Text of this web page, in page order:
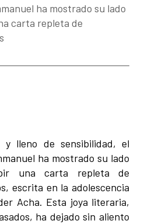
ha mostrado su lado
carta repleta de
lleno de sensibilidad, el
ha mostrado su lado
una carta repleta de
escrita en la adolescencia
Acha. Esta joya literaria,
ha dejado sin aliento